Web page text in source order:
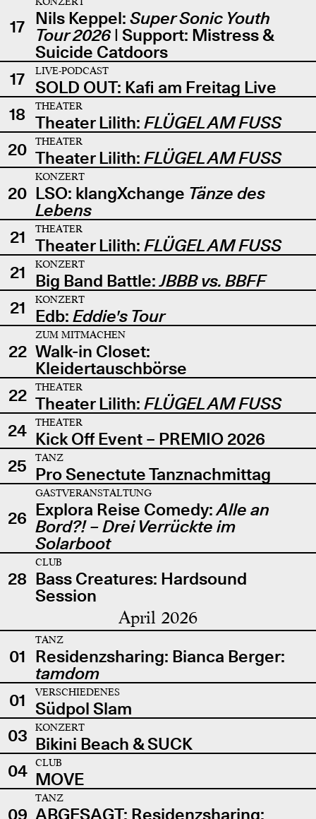
17 Nils Keppel: Super Sonic Youth
Tour 2026| Support: Mistress &
Suicide Catdoors
17
LIVE-PODCAST
SOLD OUT: Kafi am Freitag Live
18
THEATER
Theater Lilith: FLÜGEL AM FUSS
20
THEATER
Theater Lilith: FLÜGEL AM FUSS
20
KONZERT
LSO: klangXchange Tänze des
Lebens
21
THEATER
Theater Lilith: FLÜGEL AM FUSS
21
KONZERT
Big Band Battle:JBBB vs. BBFF
21
KONZERT
Edb: Eddie's Tour
22
ZUM MITMACHEN
Walk-in Closet:
Kleidertauschbörse
22
THEATER
Theater Lilith: FLÜGEL AM FUSS
24
THEATER
Kick Off Event – PREMIO 2026
25
TANZ
Pro Senectute Tanznachmittag
26
GASTVERANSTALTUNG
Explora Reise Comedy:Alle an
Bord?! – Drei Verrückte im
Solarboot
28
CLUB
Bass Creatures: Hardsound
Session
April 2026
01
TANZ
Residenzsharing: Bianca Berger:
tamdom
01
VERSCHIEDENES
Südpol Slam
03
KONZERT
Bikini Beach & SUCK
04
CLUB
MOVE
09
TANZ
ABGESAGT: Residenzsharing: